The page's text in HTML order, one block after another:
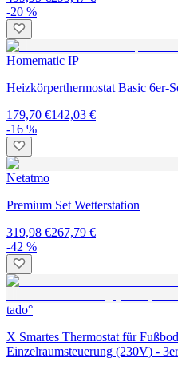
-20 %
Homematic IP
Heizkörperthermostat Basic 6er-
179,70 €142,03 €
-16 %
Netatmo
Premium Set Wetterstation
319,98 €267,79 €
-42 %
tado°
X Smartes Thermostat für
Einzelraumsteuerung (230V) -